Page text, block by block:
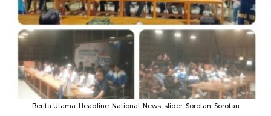
Berita Utama Headline National News slider Sorotan